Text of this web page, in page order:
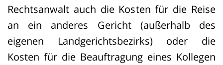
Rechtsanwalt auch die Kosten für die Reise
an ein anderes Gericht (außerhalb des
eigenen Landgerichtsbezirks) oder die
Kosten für die Beauftragung eines Kollegen